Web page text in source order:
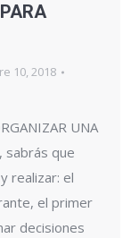
10, 2018
UNA
sabrás que
realizar: el
el primer
decisiones